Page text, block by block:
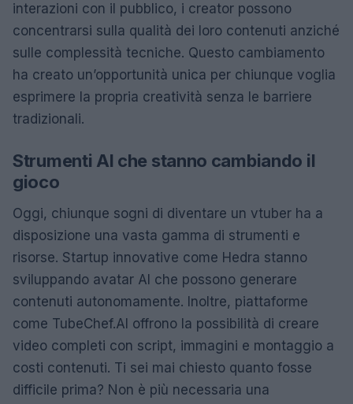
interazioni con il pubblico, i creator possono
concentrarsi sulla qualità dei loro contenuti anziché
sulle complessità tecniche. Questo cambiamento
ha creato un’opportunità unica per chiunque voglia
esprimere la propria creatività senza le barriere
tradizionali.
Strumenti AI che stanno cambiando il
gioco
Oggi, chiunque sogni di diventare un vtuber ha a
disposizione una vasta gamma di strumenti e
risorse. Startup innovative come Hedra stanno
sviluppando avatar AI che possono generare
contenuti autonomamente. Inoltre, piattaforme
come TubeChef.AI offrono la possibilità di creare
video completi con script, immagini e montaggio a
costi contenuti. Ti sei mai chiesto quanto fosse
difficile prima? Non è più necessaria una